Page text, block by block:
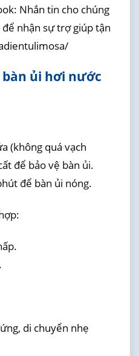
Nhắn tin cho chúng
nhận sự trợ giúp tận
bàn ủi hơi nước
(không quá vạch
để bảo vệ bàn ủi.
để bàn ủi nóng.
di chuyển nhẹ